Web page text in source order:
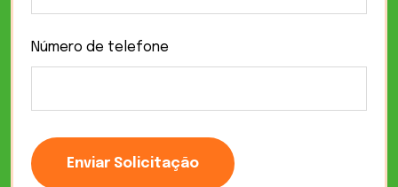
Número de telefone
Enviar Solicitação